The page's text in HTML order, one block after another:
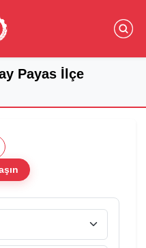
Payas İlçe